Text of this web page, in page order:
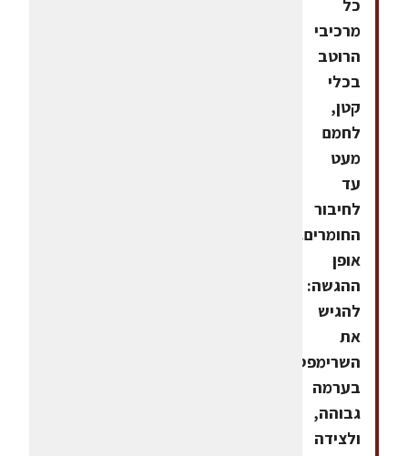
כל
מרכיבי
הרוטב
בכלי
קטן,
לחמם
מעט
עד
לחיבור
החומרים.
אופן
ההגשה:
להגיש
את
השרימפס
בערמה
גבוהה,
ולצידה